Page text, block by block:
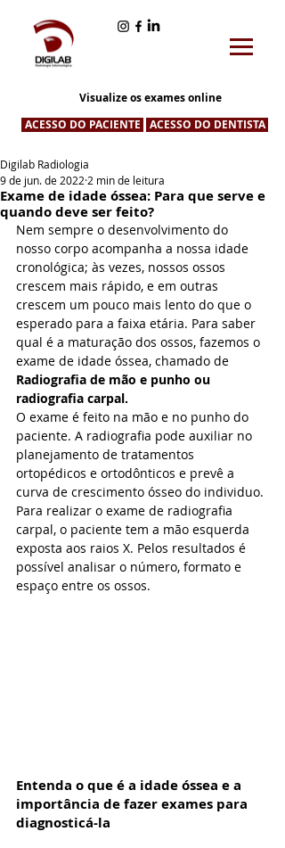
Visualize os exames online
ACESSO DO PACIENTE
ACESSO DO DENTISTA
Exame de idade óssea: Para que serve e
quando deve ser feito?
Digilab Radiologia
9 de jun. de 2022 2 min de leitura
Nem sempre o desenvolvimento do
nosso corpo acompanha a nossa idade
cronológica; às vezes, nossos ossos
crescem mais rápido, e em outras
crescem um pouco mais lento do que o
esperado para a faixa etária. Para saber
qual é a maturação dos ossos, fazemos o
exame de idade óssea, chamado de
Radiografia de mão e punho ou
radiografia carpal.
O exame é feito na mão e no punho do
paciente. A radiografia pode auxiliar no
planejamento de tratamentos
ortopédicos e ortodônticos e prevê a
curva de crescimento ósseo do individuo.
Para realizar o exame de radiografia
carpal, o paciente tem a mão esquerda
exposta aos raios X. Pelos resultados é
possível analisar o número, formato e
espaço entre os ossos.
Entenda o que é a idade óssea e a
importância de fazer exames para
diagnosticá-la